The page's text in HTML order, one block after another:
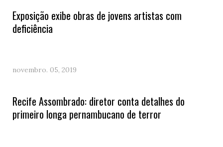
Exposição exibe obras de jovens artistas com
deficiência
novembro. 05, 2019
Recife Assombrado: diretor conta detalhes do
primeiro longa pernambucano de terror